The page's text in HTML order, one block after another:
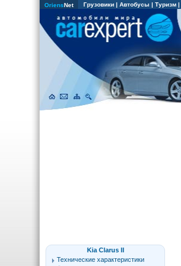
OriensNet Грузовики | Автобусы | Туризм |
Kia Clarus II
Технические характеристики